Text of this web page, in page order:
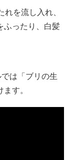
を流し入れ、
ふったり、白髪
は「ブリの生
す。